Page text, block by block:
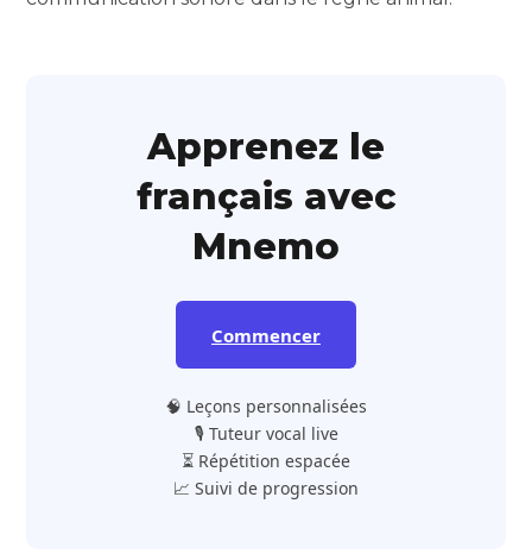
Apprenez le
français avec
Mnemo
Commencer
🧠 Leçons personnalisées
🎙️ Tuteur vocal live
⏳ Répétition espacée
📈 Suivi de progression